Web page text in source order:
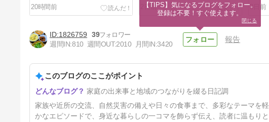
20時間前 2日前 3日前
2026年8月1日(土) 夕飯♫
5日前
1826759
39
週間IN:810 週間OUT:2010 月間IN:3420
報告
このブログのここがポイント
家庭の出来事と地域のつながりを綴る日記調
家族や近所の交流、自然災害の備えや日々の食事まで、多彩なテーマを
かなエピソードで、身近な暮らしの一コマを飾らず伝え、読者に温もり
【TIPS】気になるブログをフォロー。
登録は不要！すぐ使えます。
閉じる